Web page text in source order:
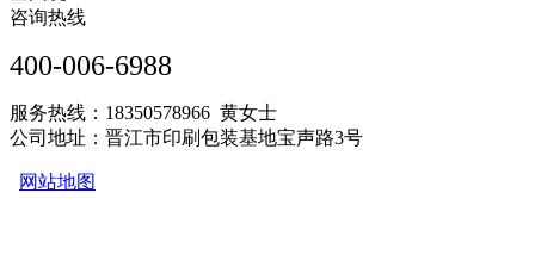
咨询热线
400-006-6988
服务热线：18350578966 黄女士
公司地址：晋江市印刷包装基地宝声路3号
网站地图